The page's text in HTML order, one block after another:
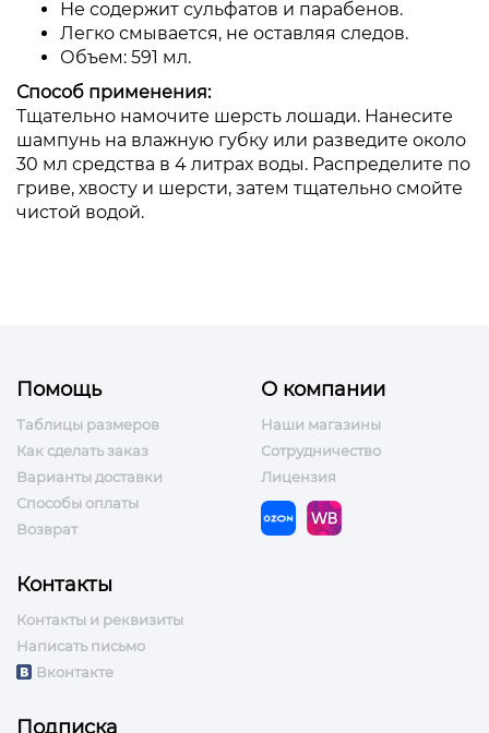
Не содержит сульфатов и парабенов.
Легко смывается, не оставляя следов.
Объем: 591 мл.
Способ применения:
Тщательно намочите шерсть лошади. Нанесите
шампунь на влажную губку или разведите около
30 мл средства в 4 литрах воды. Распределите по
гриве, хвосту и шерсти, затем тщательно смойте
чистой водой.
Помощь
Таблицы размеров
Как сделать заказ
Варианты доставки
Способы оплаты
Возврат
О компании
Наши магазины
Сотрудничество
Лицензия
Контакты
Контакты и реквизиты
Написать письмо
Вконтакте
Подписка